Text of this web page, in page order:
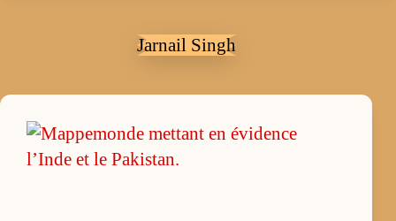
Jarnail Singh